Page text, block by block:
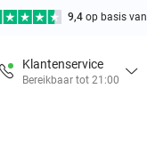
9,4 op basis van
Klantenservice
Bereikbaar tot 21:00